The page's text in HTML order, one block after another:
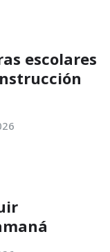
escolares